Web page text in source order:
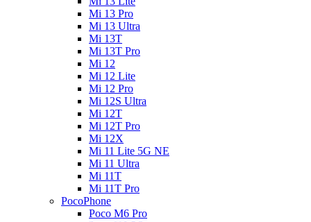
Mi 13 Pro
Mi 13 Ultra
Mi 13T
Mi 13T Pro
Mi 12
Mi 12 Lite
Mi 12 Pro
Mi 12S Ultra
Mi 12T
Mi 12T Pro
Mi 12X
Mi 11 Lite 5G NE
Mi 11 Ultra
Mi 11T
Mi 11T Pro
PocoPhone
Poco M6 Pro